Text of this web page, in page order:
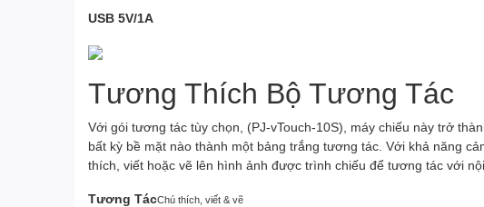
USB 5V/1A
Tương Thích Bộ Tương Tác
Với gói tương tác tùy chọn, (PJ-vTouch-10S), máy chiếu này trở
bất kỳ bề mặt nào thành một bảng trắng tương tác. Với khả năng
thích, viết hoặc vẽ lên hình ảnh được trình chiếu để tương tác với
Tương TácChú thích, viết & vẽ